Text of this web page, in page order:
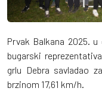
Prvak Balkana 2025.
bugarski
grlu Debra savladao
brzinom 17,61 km/h.